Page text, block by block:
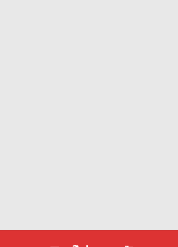
LEGENDS [BOT-